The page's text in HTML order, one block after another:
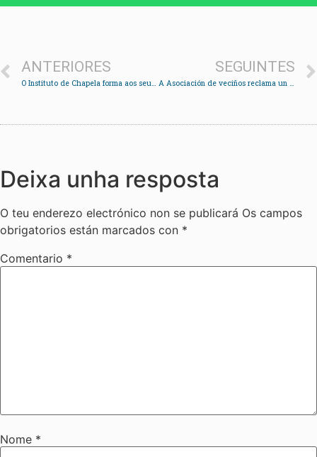
ANTERIORES
O Instituto de Chapela forma aos seus alumnos na diversidade da infancia
SEGUINTES
A Asociación de veciños reclama un plan global de mellora para o litoral de Cesantes
Deixa unha resposta
O teu enderezo electrónico non se publicará Os campos
obrigatorios están marcados con *
Comentario *
Nome *